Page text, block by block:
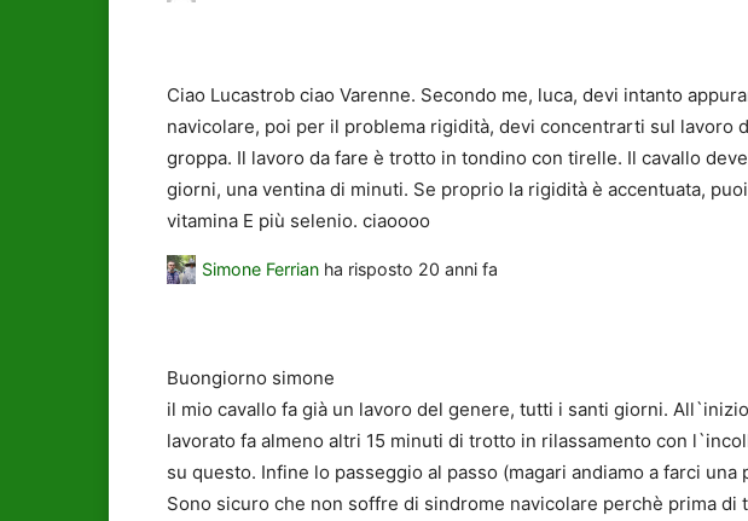
Ciao Lucastrob ciao Varenne. Secondo me, luca, devi intanto
navicolare, poi per il problema rigidità, devi concentrarti sul lavoro
groppa. Il lavoro da fare è trotto in tondino con tirelle. Il cavallo
giorni, una ventina di minuti. Se proprio la rigidità è accentuata,
vitamina E più selenio. ciaoooo
Simone Ferrian ha risposto 20 anni fa
Buongiorno simone
il mio cavallo fa già un lavoro del genere, tutti i santi giorni.
lavorato fa almeno altri 15 minuti di trotto in rilassamento con
su questo. Infine lo passeggio al passo (magari andiamo a farci una
Sono sicuro che non soffre di sindrome navicolare perchè prima di